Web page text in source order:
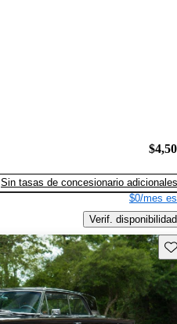
Sin tasas de concesionario adicionales
$0/mes
Verif. disponibilidad